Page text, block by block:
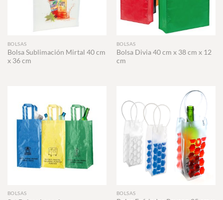
BOLSAS
Bolsa Sublimación Mirtal 40 cm
x 36 cm
BOLSAS
Bolsa Divia 40 cm x 38 cm x 12
cm
BOLSAS BOLSAS